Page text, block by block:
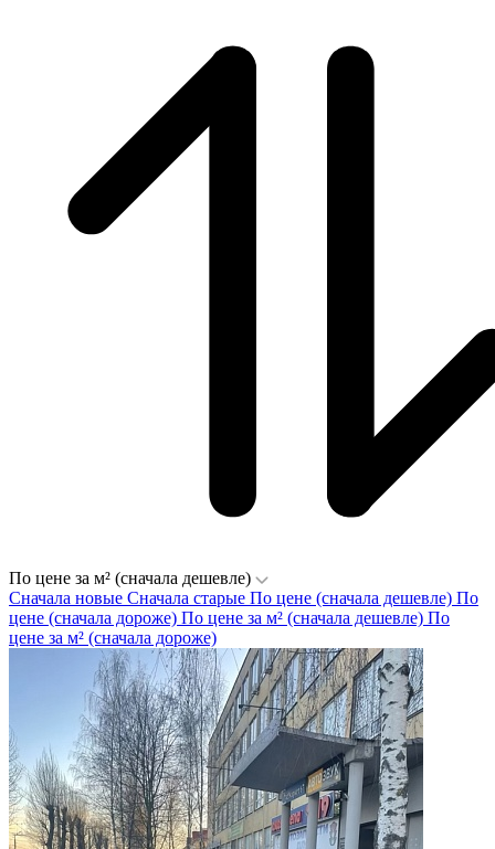
По цене за м² (сначала дешевле)
Сначала новые Сначала старые По цене (сначала дешевле) По
цене (сначала дороже) По цене за м² (сначала дешевле) По
цене за м² (сначала дороже)